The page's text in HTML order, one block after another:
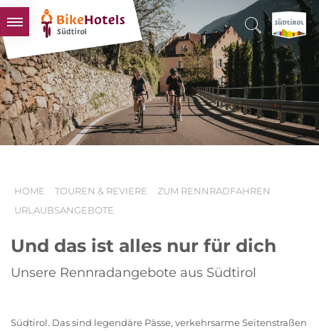
BIKEHOTELS
HOTELS & PAKETE
TOUREN & REVIERE
SÜDTIROL & WIR
HOME TOUREN & REVIERE
ZUM RENNRADFAHREN
URLAUBSANGEBOTE
Und das ist alles nur für dich
Unsere Rennradangebote aus Südtirol
Südtirol. Das sind legendäre Pässe, verkehrsarme Seitenstraßen